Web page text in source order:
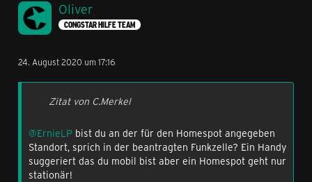
Oliver
CONGSTAR HILFE TEAM
24. August 2020 um 17:16
Zitat von C.Merkel
@ErnieLP bist du an der für den Homespot angegeben
Standort, sprich in der beantragten Funkzelle? Ein Handy
suggeriert das du mobil bist aber ein Homespot geht nur
stationär!